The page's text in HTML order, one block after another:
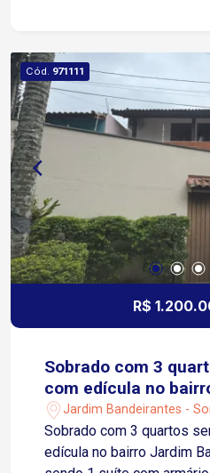
Cód. 971111
R$
Sobrado com 3
com edícula no
Bandeirantes
Jardim Bandeirantes -
Sobrado com 3 quartos
edícula no bairro Jardim